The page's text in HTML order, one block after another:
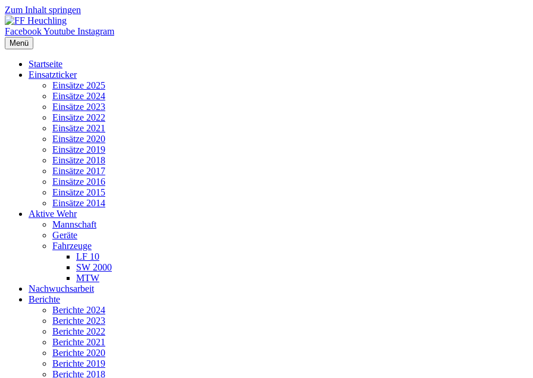
Zum Inhalt springen
FacebookYoutube Instagram
Menü
Startseite
Einsatzticker
Einsätze 2025
Einsätze 2024
Einsätze 2023
Einsätze 2022
Einsätze 2021
Einsätze 2020
Einsätze 2019
Einsätze 2018
Einsätze 2017
Einsätze 2016
Einsätze 2015
Einsätze 2014
Aktive Wehr
Mannschaft
Geräte
Fahrzeuge
LF 10
SW 2000
MTW
Nachwuchsarbeit
Berichte
Berichte 2024
Berichte 2023
Berichte 2022
Berichte 2021
Berichte 2020
Berichte 2019
Berichte 2018